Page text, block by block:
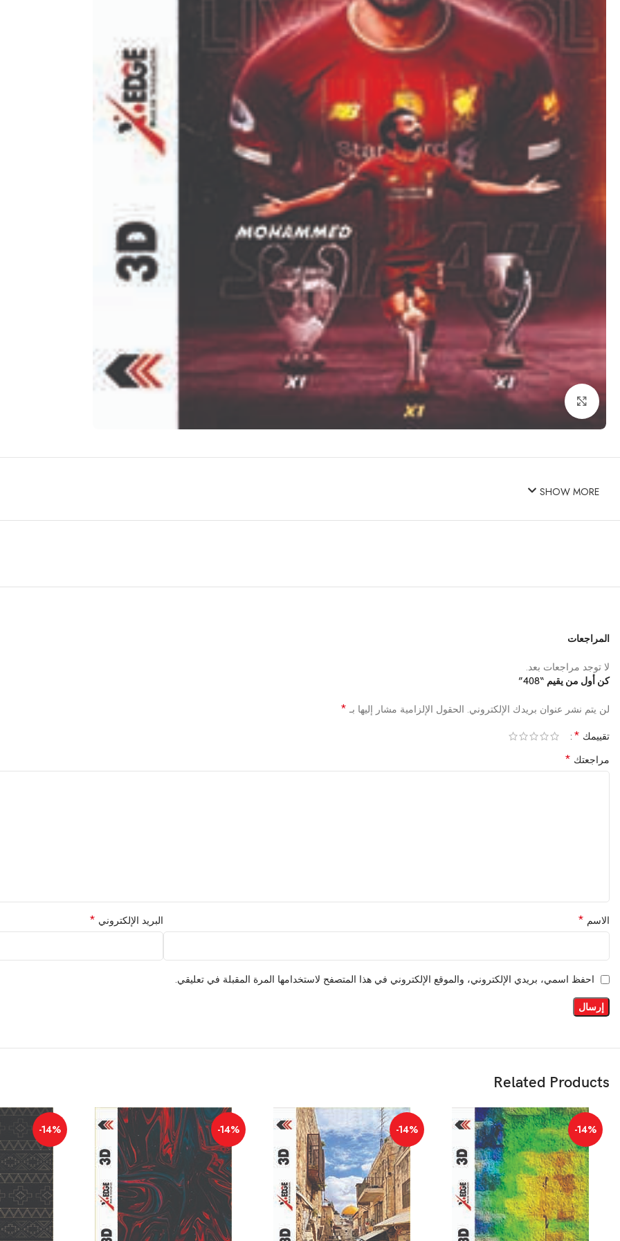
Click to enlarge
SHOW MORE
المراجعات
لا توجد مراجعات بعد.
كن أول من يقيم “408”
لن يتم نشر عنوان بريدك الإلكتروني. الحقول الإلزامية مشار إليها بـ *
تقييمك *
مراجعتك *
الاسم * البريد الإلكتروني *
احفظ اسمي، بريدي الإلكتروني، والموقع الإلكتروني في هذا المتصفح لاستخدامها المرة المقبلة في تعليقي.
Related Products
-14%
-14%
-14%
-14%